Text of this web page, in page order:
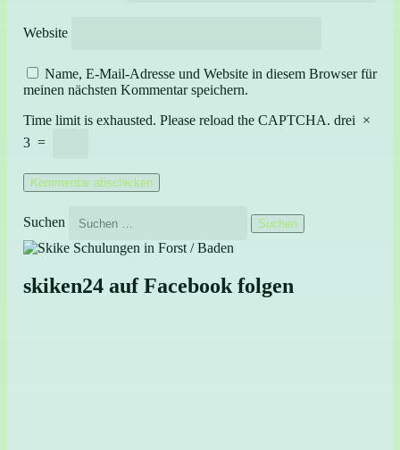
Website
Name, E-Mail-Adresse und Website in diesem Browser für
meinen nächsten Kommentar speichern.
Time limit is exhausted. Please reload the CAPTCHA. drei ×
3 =
Suchen
skiken24 auf Facebook folgen